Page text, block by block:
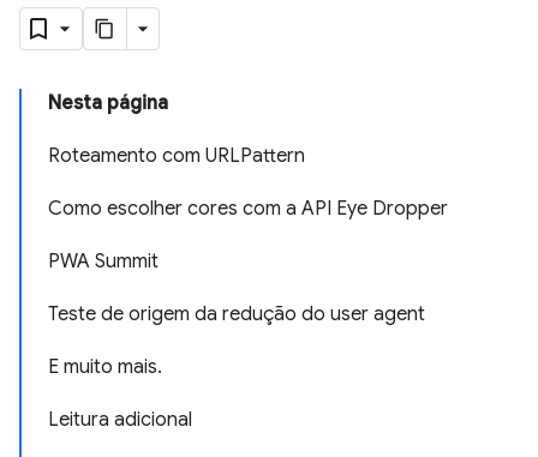
Nesta página
Roteamento com URLPattern
Como escolher cores com a API Eye Dropper
PWA Summit
Teste de origem da redução do user agent
E muito mais.
Leitura adicional